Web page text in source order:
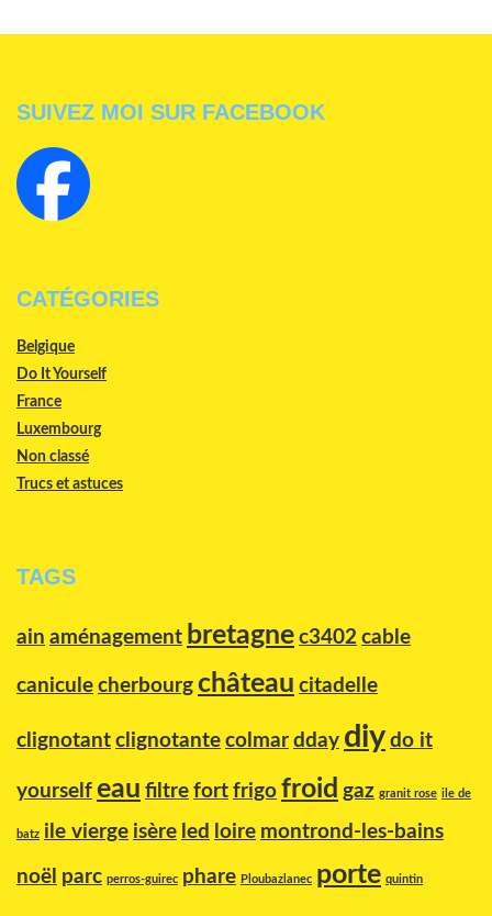
SUIVEZ MOI SUR FACEBOOK
CATÉGORIES
Belgique
Do It Yourself
France
Luxembourg
Non classé
Trucs et astuces
TAGS
ain aménagement bretagne c3402 cable
canicule cherbourg château citadelle
clignotant clignotante colmar dday diy do it
yourself eau filtre fort frigo froid gaz granit rose ile de
batz ile vierge isère led loire montrond-les-bains
noël parc perros-guirec phare Ploubazlanec porte quintin